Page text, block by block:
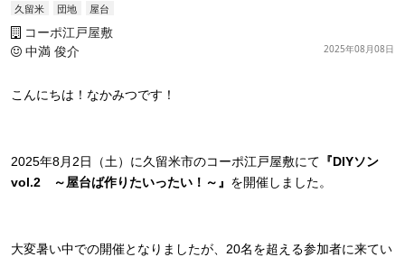
久留米 団地 屋台
コーポ江戸屋敷
中満 俊介
2025年08月08日
こんにちは！なかみつです！
2025年8月2日（土）に久留米市のコーポ江戸屋敷にて 『DIYソン
vol.2 ～屋台ば作りたいったい！～』 を開催しました。
大変暑い中での開催となりましたが、20名を超える参加者に来てい